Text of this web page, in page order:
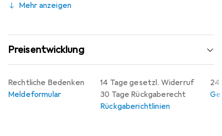
Mehr anzeigen
Preisentwicklung
14 Tage gesetzl. Widerruf
30 Tage Rückgaberecht
Rückgaberichtlinien
24
Rechtliche Bedenken
Meldeformular